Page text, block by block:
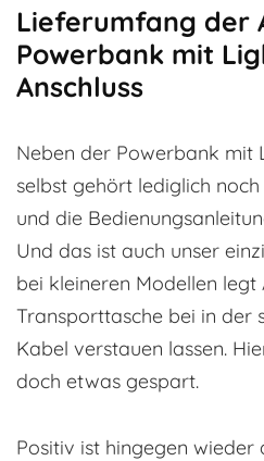
Lieferumfang der
Powerbank mit
Anschluss
Neben der Powerbank mit
selbst gehört lediglich
und die
Und das ist auch unser
bei kleineren Modellen
Transporttasche bei in der
Kabel verstauen lassen.
doch etwas gespart.
Positiv ist hingegen